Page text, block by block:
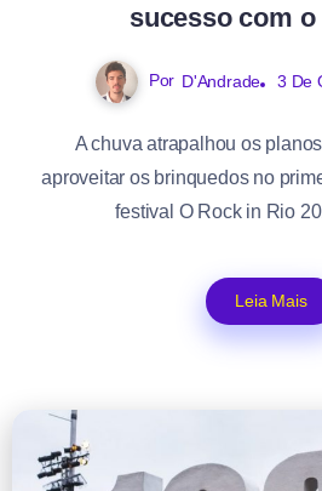
sucesso com
Por D'Andrade 3 De
A chuva atrapalhou os
aproveitar os brinquedos no
festival O Rock in Rio
Leia Mais